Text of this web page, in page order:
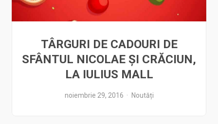
TÂRGURI DE CADOURI DE
SFÂNTUL NICOLAE ŞI CRĂCIUN,
LA IULIUS MALL
noiembrie 29, 2016 Noutăți